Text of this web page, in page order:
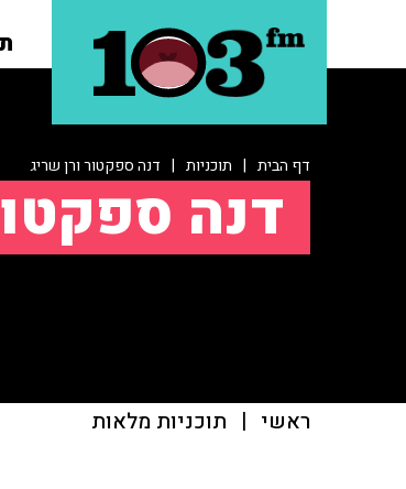
דף הבית | תוכניות | דנה ספקטור ורן שריג
דנה
ראשי | תוכניות מלאות